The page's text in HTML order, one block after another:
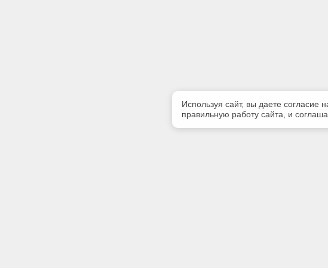
Используя сайт, вы даете согласие
правильную работу сайта, и